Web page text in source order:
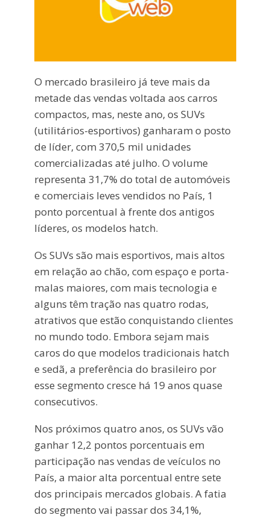
O mercado brasileiro já teve mais da
metade das vendas voltada aos carros
compactos, mas, neste ano, os SUVs
(utilitários-esportivos) ganharam o posto
de líder, com 370,5 mil unidades
comercializadas até julho. O volume
representa 31,7% do total de automóveis
e comerciais leves vendidos no País, 1
ponto porcentual à frente dos antigos
líderes, os modelos hatch.
Os SUVs são mais esportivos, mais altos
em relação ao chão, com espaço e porta-
malas maiores, com mais tecnologia e
alguns têm tração nas quatro rodas,
atrativos que estão conquistando clientes
no mundo todo. Embora sejam mais
caros do que modelos tradicionais hatch
e sedã, a preferência do brasileiro por
esse segmento cresce há 19 anos quase
consecutivos.
Nos próximos quatro anos, os SUVs vão
ganhar 12,2 pontos porcentuais em
participação nas vendas de veículos no
País, a maior alta porcentual entre sete
dos principais mercados globais. A fatia
do segmento vai passar dos 34,1%,